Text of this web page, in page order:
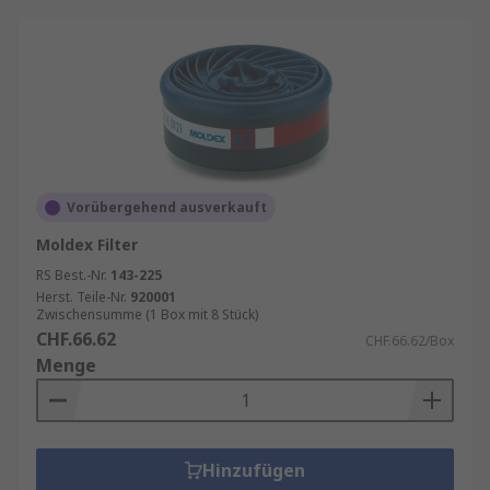
Vorübergehend ausverkauft
Moldex Filter
RS Best.-Nr. 143-225
Herst. Teile-Nr. 920001
Zwischensumme (1 Box mit 8 Stück)
CHF.66.62 CHF.66.62/Box
Menge
Hinzufügen